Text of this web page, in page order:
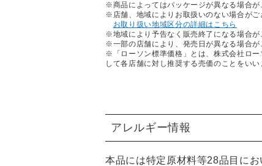
※商品によってはパッケージが異なる場合が
※店舗、地域によりお取扱いのない場合がご
お取り扱い地域区分の詳細はこちら
※地域により予告なく販売終了になる場合が
※一部の店舗により、発売日が異なる場合が
※「ローソン標準価格」とは、株式会社ロー
して各店舗に対し推奨する売価のことをいい
アレルギー情報
本品には特定原材料等28品目に